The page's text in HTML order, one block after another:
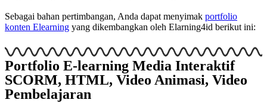
Sebagai bahan pertimbangan, Anda dapat menyimak portfolio
konten Elearning yang dikembangkan oleh Elarning4id berikut ini:
Portfolio E-learning Media Interaktif
SCORM, HTML, Video Animasi, Video
Pembelajaran